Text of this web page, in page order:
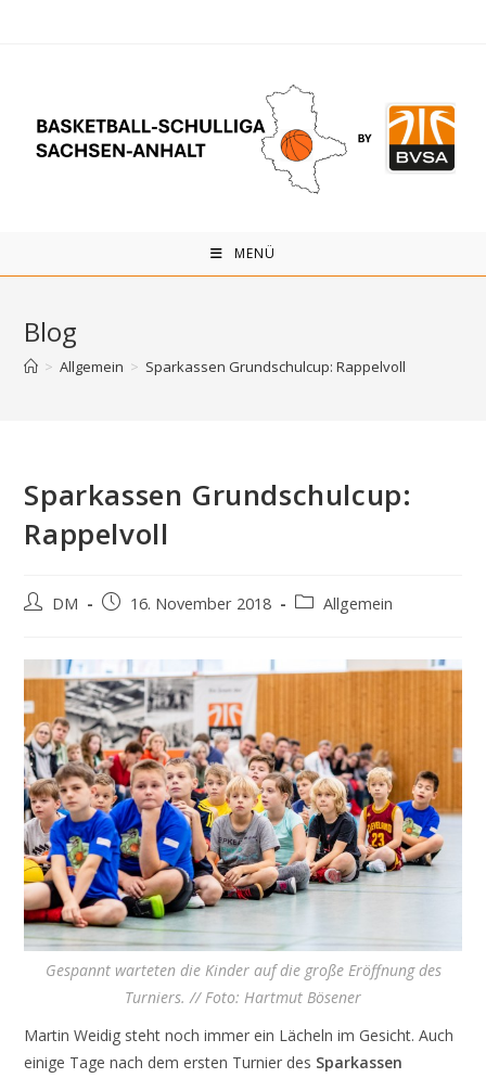
MENÜ
Blog
> Allgemein > Sparkassen Grundschulcup: Rappelvoll
Sparkassen Grundschulcup:
Rappelvoll
Beitrags-
DM
Beitrag16. November 2018
Beitrags-
Allgemein
Gespannt warteten die Kinder auf die große Eröffnung des
Turniers. // Foto: Hartmut Bösener
Martin Weidig steht noch immer ein Lächeln im Gesicht. Auch
einige Tage nach dem ersten Turnier des Sparkassen